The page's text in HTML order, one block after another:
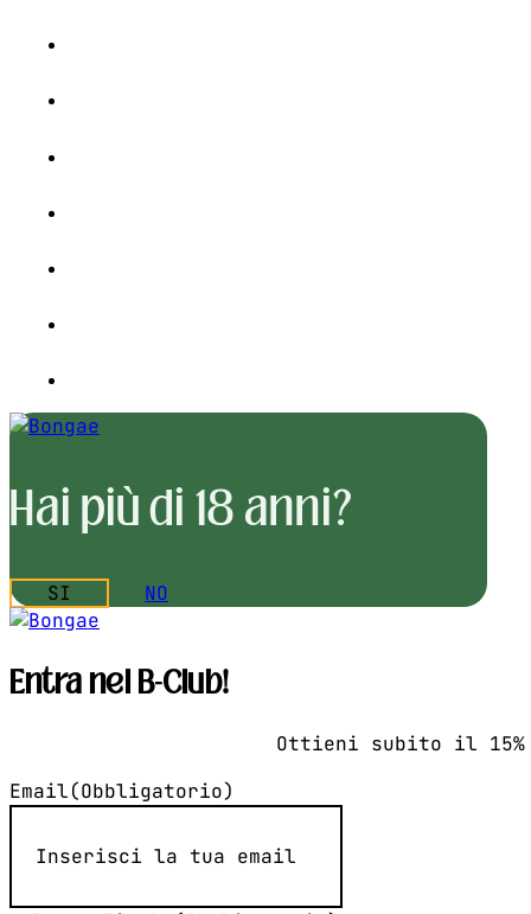
Hai più di 18 anni?
SI NO
Entra nel B-Club!
Ottieni subito il 15%
Email(Obbligatorio)